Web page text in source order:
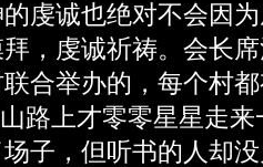
虔诚也绝对不会因
，虔诚祈祷。会长
合举办的，每个村
上才零零星星走来
子，但听书的人却